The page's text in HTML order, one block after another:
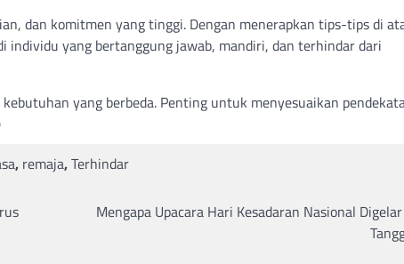
dan komitmen yang tinggi. Dengan menerapkan tips-tips di
yang bertanggung jawab, mandiri, dan terhindar dari
yang berbeda. Penting untuk menyesuaikan
, remaja,Terhindar
Mengapa Upacara Hari Kesadaran Nasional